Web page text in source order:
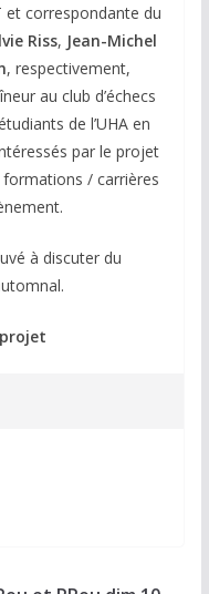
et correspondante du
Riss, Jean-Michel
, respectivement,
au club d’échecs
de l’UHA en
par le projet
/ carrières
à discuter du